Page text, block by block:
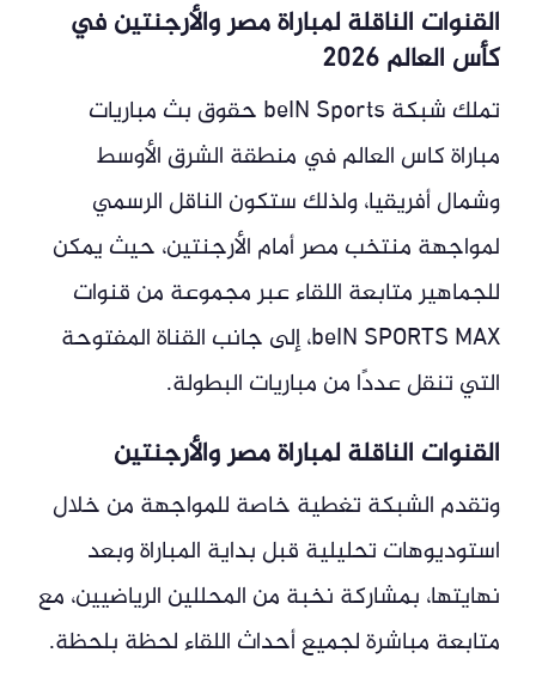
القنوات الناقلة لمباراة مصر والأرجنتين في
كأس العالم 2026
تملك شبكة beIN Sports حقوق بث مباريات
مباراة كاس العالم في منطقة الشرق الأوسط
وشمال أفريقيا، ولذلك ستكون الناقل الرسمي
لمواجهة منتخب مصر أمام الأرجنتين، حيث يمكن
للجماهير متابعة اللقاء عبر مجموعة من قنوات
beIN SPORTS MAX، إلى جانب القناة المفتوحة
التي تنقل عددًا من مباريات البطولة.
القنوات الناقلة لمباراة مصر والأرجنتين
وتقدم الشبكة تغطية خاصة للمواجهة من خلال
استوديوهات تحليلية قبل بداية المباراة وبعد
نهايتها، بمشاركة نخبة من المحللين الرياضيين، مع
متابعة مباشرة لجميع أحداث اللقاء لحظة بلحظة.